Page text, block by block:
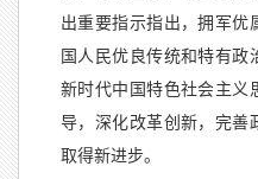
出重要指示指出，拥军优
国人民优良传统和特有政
新时代中国特色社会主义
导，深化改革创新，完善
取得新进步。